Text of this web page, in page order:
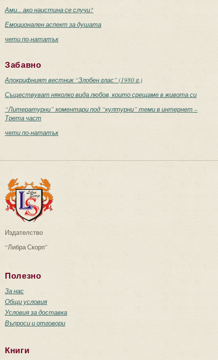
Ами... ако наистина се случи?
Емоционален аспект за душата
чети по-нататък
Забавно
Апокрифният вестник “Злобен глас” (1980 г.)
Съществуват няколко вида любов, които срещаме в живота си
“Литературни” коментари под “културни” теми в интернет –
Трета част
чети по-нататък
Издателство
“Либра Скорп”
Полезно
За нас
Общи условия
Условия за доставка
Въпроси и отговори
Книги